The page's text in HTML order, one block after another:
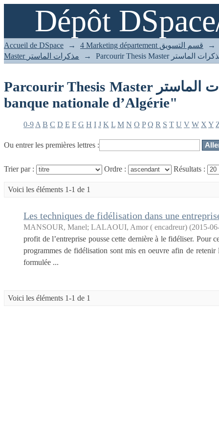
Dépôt
Parcourir Thesis Master مذكرات الماستر par sujet "la banque nationale
d’Algérie"
Accueil de DSpace → 4 Marketing département قسم التسويق
→
Master مذكرات الماستر
→
Parcourir Thesis Master مذكرات الماستر par sujet "la
banque nationale d’Algérie"
0-9 A B C D E F G H I J K L M N O P Q R S T U V W X Y
Ou entrer les premières lettres :
Trier par : Ordre : Résultats :
Voici les éléments 1-1 de 1
Les techniques de fidélisation dans une
MANSOUR, Manel; LALAOUI, Amor ( encadreur) (2015-
profit de l’entreprise pousse cette dernière à le fidéliser. Pour
programmes de fidélisation sont mis en oeuvre afin de
formulée ...
Voici les éléments 1-1 de 1